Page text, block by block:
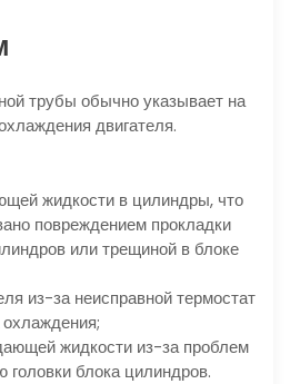
трубы обычно указывает на
двигателя.
жидкости в цилиндры, что
повреждением прокладки
или трещиной в блоке
из-за неисправной термостат
жидкости из-за проблем
головки блока цилиндров.